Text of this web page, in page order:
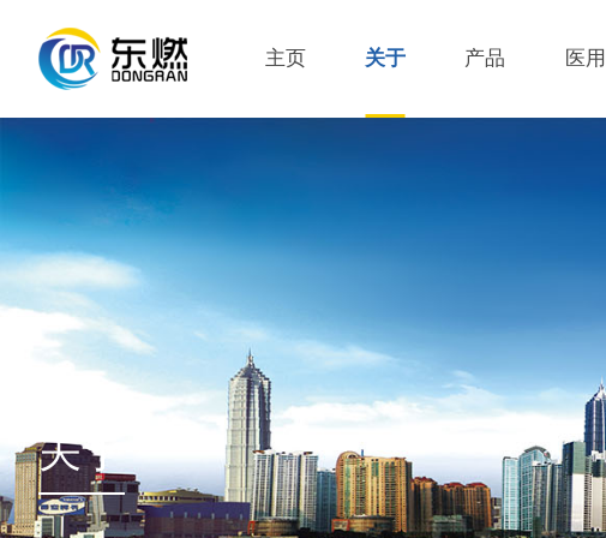
主页 关于 产品 医用
关于